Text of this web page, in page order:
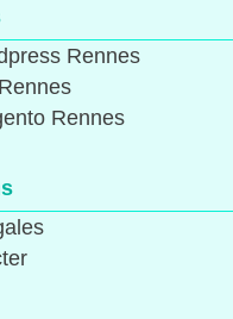
Rennes
Rennes